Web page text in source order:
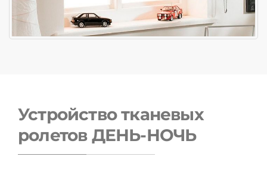
Устройство тканевых
ролетов ДЕНЬ-НОЧЬ